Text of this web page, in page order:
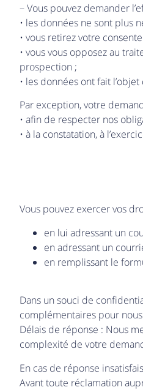
– Vous pouvez demander
• les données ne sont plus
• vous retirez votre
• vous vous opposez au
prospection ;
• les données ont fait
Par exception, votre
• afin de respecter nos
• à la constatation, à
Vous pouvez exercer vos
en lui adressant un
en adressant un
en remplissant le
Dans un souci de
complémentaires pour
Délais de réponse : Nous
complexité de votre
En cas de réponse
Avant toute réclamation